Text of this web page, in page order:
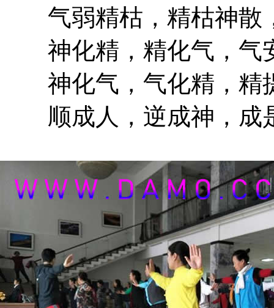
气弱精枯，精枯神散
神化精，精化气，气
神化气，气化精，精
顺成人，逆成神，成